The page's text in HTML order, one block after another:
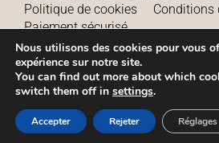
Politique de cookies
Conditions
Paiement sécurisé
Remboursements et annulations
Conditions d’utilisation
© 2024 Astigarraga Kit Line, S.L. -
Nous utilisons des cookies pour vous
expérience sur notre site.
You can find out more about which
switch them off in settings.
Accepter Rejeter Réglages